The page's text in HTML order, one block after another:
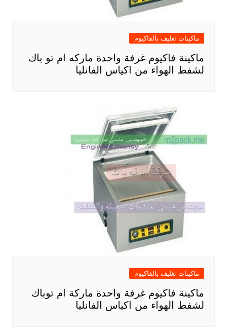
ماكينات تغليف بالفاكيوم
ماكينة فاكيوم غرفة واحدة ماركه ام تو باك
لشفط الهواء من اكياس الفانليا
ماكينات تغليف بالفاكيوم
ماكينة فاكيوم غرفة واحدة ماركة ام توباك
لشفط الهواء من اكياس الفانليا